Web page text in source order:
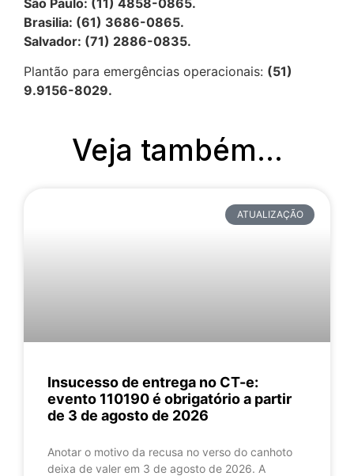
Brasilia: (61) 3686-0865.
Salvador: (71) 2886-0835.
Plantão para emergências operacionais: (51)
9.9156-8029.
Veja também...
ATUALIZAÇÃO
Insucesso de entrega no CT-e:
evento 110190 é obrigatório a partir
de 3 de agosto de 2026
Anotar o motivo da recusa no verso do canhoto
deixa de valer em 3 de agosto de 2026. A